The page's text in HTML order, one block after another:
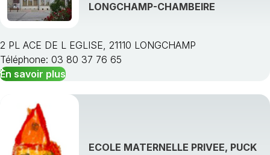
LONGCHAMP-CHAMBEIRE
2 PL ACE DE L EGLISE, 21110 LONGCHAMP
Téléphone: 03 80 37 76 65
En savoir plus
ECOLE MATERNELLE PRIVEE, PUCK